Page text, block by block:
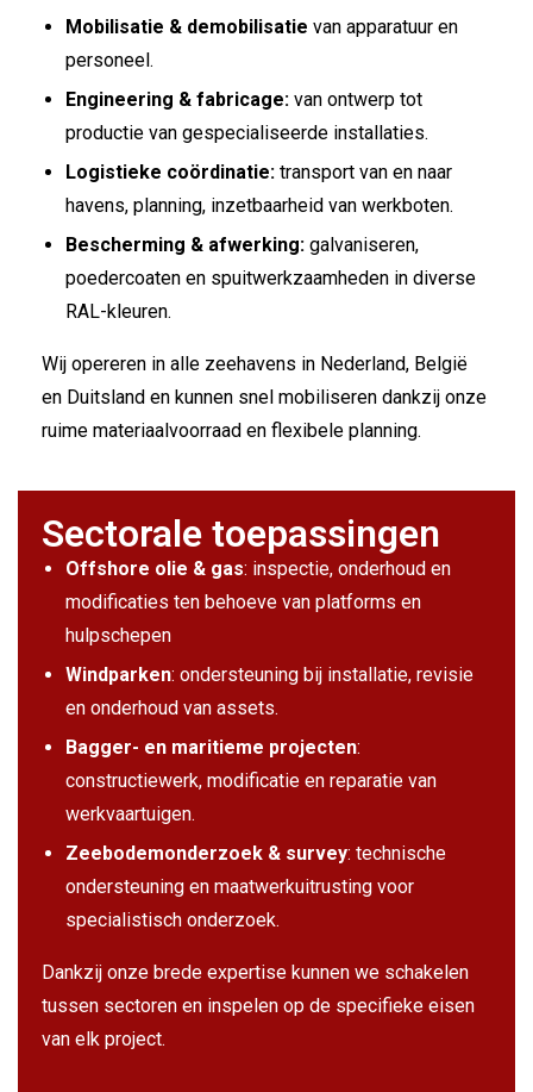
Mobilisatie & demobilisatie van apparatuur en
personeel.
Engineering & fabricage: van ontwerp tot
productie van gespecialiseerde installaties.
Logistieke coördinatie: transport van en naar
havens, planning, inzetbaarheid van werkboten.
Bescherming & afwerking: galvaniseren,
poedercoaten en spuitwerkzaamheden in diverse
RAL-kleuren.
Wij opereren in alle zeehavens in Nederland, België
en Duitsland en kunnen snel mobiliseren dankzij onze
ruime materiaalvoorraad en flexibele planning.
Sectorale toepassingen
Offshore olie & gas: inspectie, onderhoud en
modificaties ten behoeve van platforms en
hulpschepen
Windparken: ondersteuning bij installatie, revisie
en onderhoud van assets.
Bagger- en maritieme projecten:
constructiewerk, modificatie en reparatie van
werkvaartuigen.
Zeebodemonderzoek & survey: technische
ondersteuning en maatwerkuitrusting voor
specialistisch onderzoek.
Dankzij onze brede expertise kunnen we schakelen
tussen sectoren en inspelen op de specifieke eisen
van elk project.